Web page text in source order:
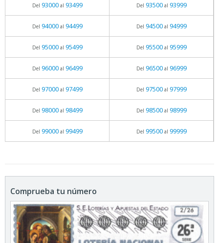
Del 93000al 93499 Del 93500al 93999
Del 94000al 94499 Del 94500al 94999
Del 95000al 95499 Del 95500al 95999
Del 96000al 96499 Del 96500al 96999
Del 97000al 97499 Del 97500al 97999
Del 98000al 98499 Del 98500al 98999
Del 99000al 99499 Del 99500al 99999
Comprueba tu número